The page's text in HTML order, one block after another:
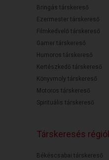
Bringás társkereső
Ezermester társkereső
Filmkedvelő társkereső
Gamer társkereső
Humoros társkereső
Kertészkedő társkereső
Könyvmoly társkereső
Motoros társkereső
Spirituális társkereső
Társkeresés
Békéscsabai társkereső